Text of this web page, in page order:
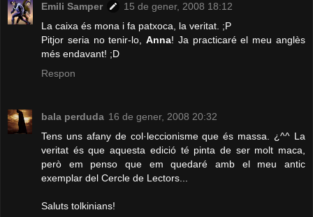
Emili Samper
15 de gener, 2008 18:12
La caixa és mona i fa patxoca, la veritat. ;P
Pitjor seria no tenir-lo,Anna! Ja practicaré el meu anglès
més endavant! ;D
Respon
bala perduda 16 de gener, 2008 20:32
Tens uns afany de col·leccionisme que és massa. ¿^^ La
veritat és que aquesta edició té pinta de ser molt maca,
però em penso que em quedaré amb el meu antic
exemplar del Cercle de Lectors...
Saluts tolkinians!